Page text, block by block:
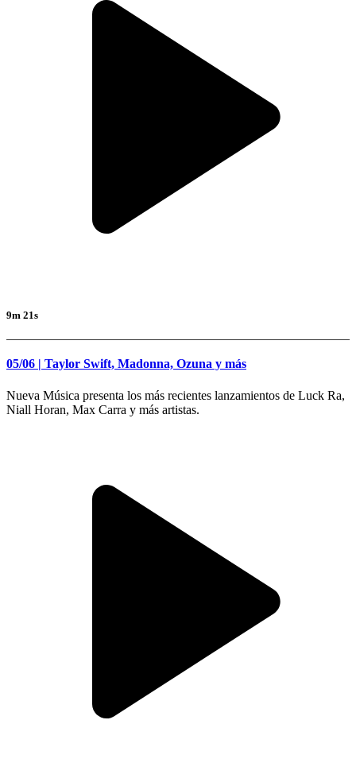
9m 21s
05/06 | Taylor Swift, Madonna, Ozuna y más
Nueva Música presenta los más recientes lanzamientos de Luck Ra,
Niall Horan, Max Carra y más artistas.